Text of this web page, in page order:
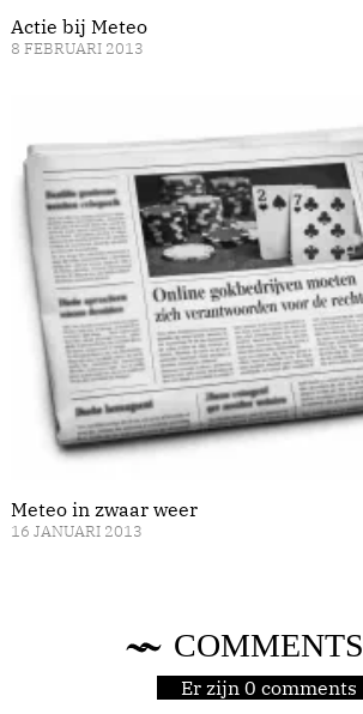
Actie bij Meteo
8 FEBRUARI 2013
Meteo in zwaar weer
16 JANUARI 2013
COMMENTS
Er zijn 0 comments